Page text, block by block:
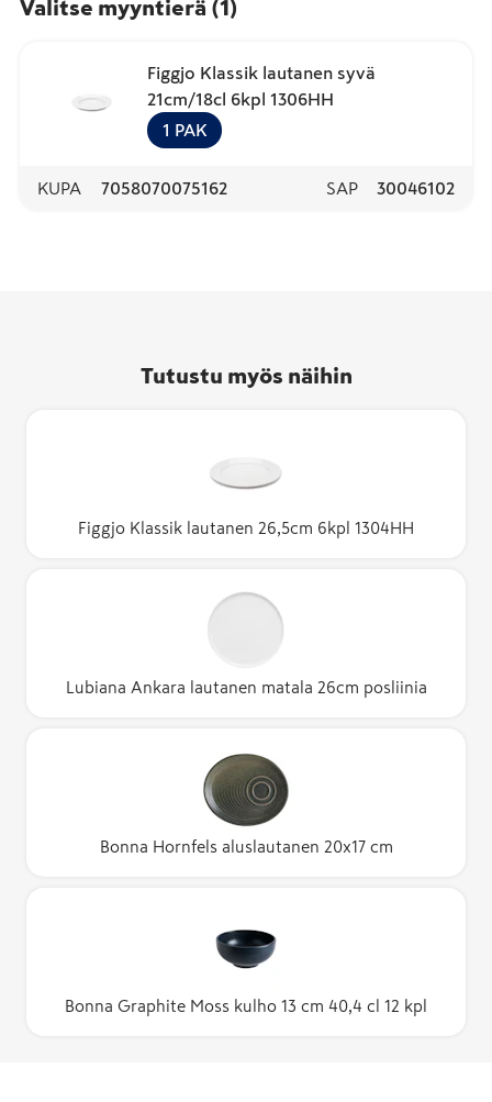
Valitse myyntierä (1)
Figgjo Klassik lautanen syvä
21cm/18cl 6kpl 1306HH
1 PAK
KUPA 7058070075162 SAP 30046102
Tutustu myös näihin
Figgjo Klassik lautanen 26,5cm 6kpl 1304HH
Lubiana Ankara lautanen matala 26cm posliinia
Bonna Hornfels aluslautanen 20x17 cm
Bonna Graphite Moss kulho 13 cm 40,4 cl 12 kpl